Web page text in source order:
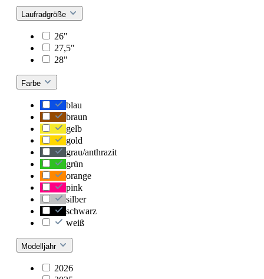
Laufradgröße
26"
27,5"
28"
Farbe
blau
braun
gelb
gold
grau/anthrazit
grün
orange
pink
silber
schwarz
weiß
Modelljahr
2026